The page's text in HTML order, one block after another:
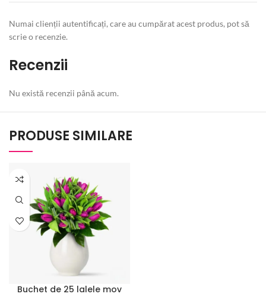
Recenzii
Nu există recenzii până acum.
Numai clienții autentificați, care au cumpărat acest produs, pot să
scrie o recenzie.
PRODUSE SIMILARE
Buchet de 25 lalele mov